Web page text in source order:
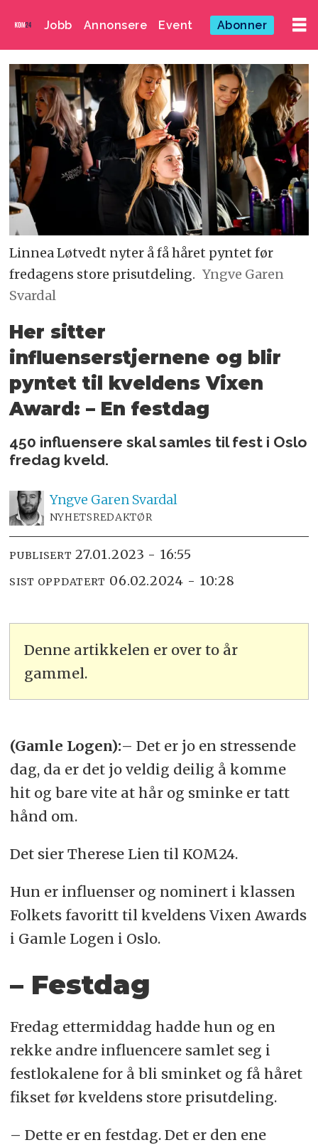
Jobb Annonsere Event Abonner
Linnea Løtvedt nyter å få håret pyntet før
fredagens store prisutdeling. Yngve Garen
Svardal
Her sitter
influenserstjernene og blir
pyntet til kveldens Vixen
Award: – En festdag
450 influensere skal samles til fest i Oslo
fredag kveld.
Yngve Garen Svardal
NYHETSREDAKTØR
PUBLISERT 27.01.2023 - 16:55
SIST OPPDATERT 06.02.2024 - 10:28
Denne artikkelen er over to år
gammel.
(Gamle Logen):– Det er jo en stressende
dag, da er det jo veldig deilig å komme
hit og bare vite at hår og sminke er tatt
hånd om.
Det sier Therese Lien til KOM24.
Hun er influenser og nominert i klassen
Folkets favoritt til kveldens Vixen Awards
i Gamle Logen i Oslo.
– Festdag
Fredag ettermiddag hadde hun og en
rekke andre influencere samlet seg i
festlokalene for å bli sminket og få håret
fikset før kveldens store prisutdeling.
– Dette er en festdag. Det er den ene